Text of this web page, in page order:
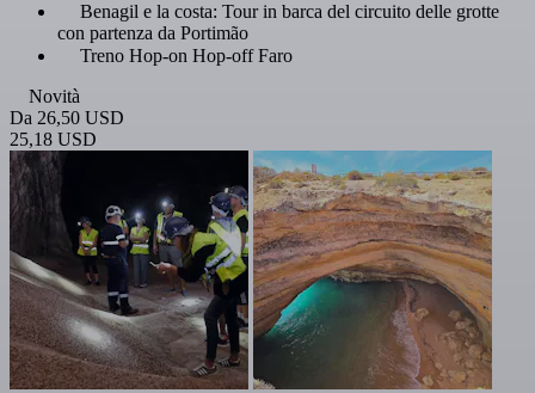
Benagil e la costa: Tour in barca del circuito delle grotte
con partenza da Portimão
Treno Hop-on Hop-off Faro
Novità
Da 26,50 USD
25,18 USD